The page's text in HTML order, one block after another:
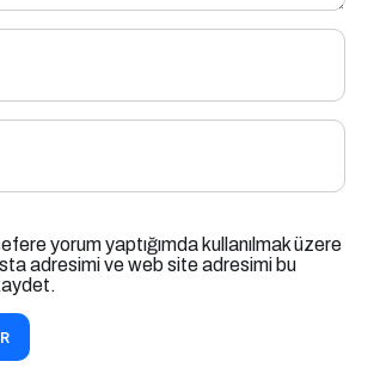
yorum yaptığımda kullanılmak üzere
adresimi ve web site adresimi bu